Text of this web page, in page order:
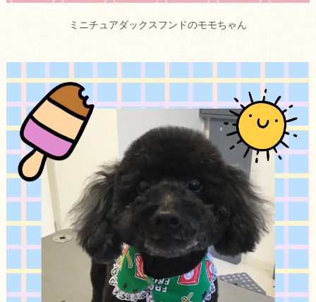
ミニチュアダックスフンドのモモちゃん